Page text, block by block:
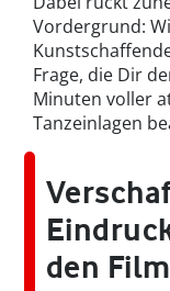
Vordergrund:
Frage, die Dir
Minuten voller
Tanzeinlagen
den